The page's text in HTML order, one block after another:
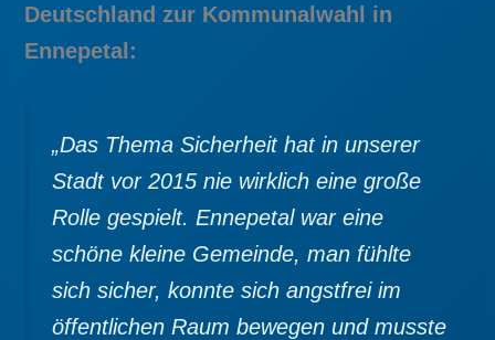
Deutschland zur Kommunalwahl in
Ennepetal:
„Das Thema Sicherheit hat in unserer
Stadt vor 2015 nie wirklich eine große
Rolle gespielt. Ennepetal war eine
schöne kleine Gemeinde, man fühlte
sich sicher, konnte sich angstfrei im
öffentlichen Raum bewegen und musste